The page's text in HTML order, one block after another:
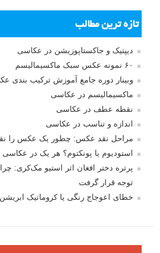
تازه ترین مطالب
دیپتیک و جاکستا‌پوزیشن در عکاسی
۶۰ نمونه عکس سبک ماکسیمالیسم
وبینار دوره جامع آموزش ترکیب بندی
ماکسیمالیسم در عکاسی
نقطه عطف در عکاسی
اندازه و تناسب در عکاسی
مراحل نقد عکس: چطور یک عکس را
استودیوم یا پونکتوم؟ هر یک در
پرتره دختر افغان اثر استیو مک‌کری:
توجه قرار گرفت
خطای اعوجاج رنگی یا کروماتیک ابریشن